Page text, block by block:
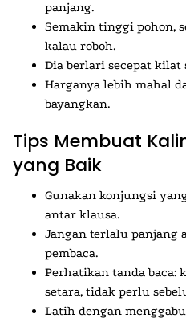
panjang.
Semakin tinggi pohon,
kalau roboh.
Dia berlari secepat
Harganya lebih mahal
bayangkan.
Tips Membuat
yang Baik
Gunakan konjungsi
antar klausa.
Jangan terlalu panjang
pembaca.
Perhatikan tanda baca:
setara, tidak perlu
Latih dengan